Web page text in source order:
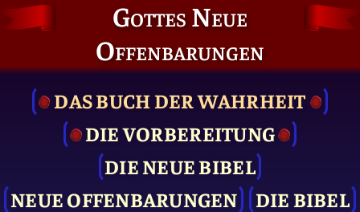
Gottes Neue
Offenbarungen
DAS BUCH DER WAHRHEIT
DIE VOR­BEREITUNG
DIE NEUE BIBEL
NEUE OFFENBARUNGEN
DIE BIBEL